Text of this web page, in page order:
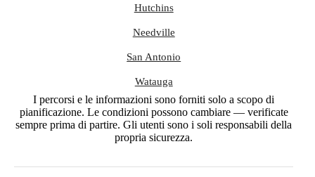
Hutchins
Needville
San Antonio
Watauga
I percorsi e le informazioni sono forniti solo a scopo di
pianificazione. Le condizioni possono cambiare — verificate
sempre prima di partire. Gli utenti sono i soli responsabili della
propria sicurezza.